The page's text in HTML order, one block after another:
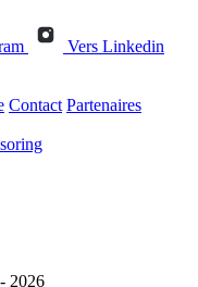
Vers Linkedin
Contact Partenaires
2026